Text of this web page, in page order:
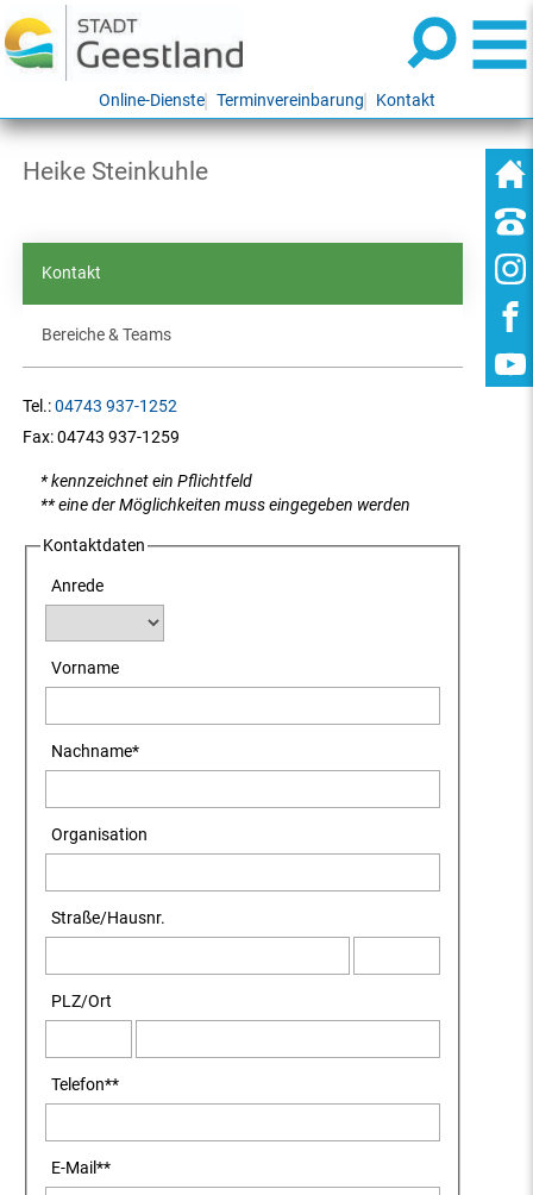
Online-Dienste Terminvereinbarung Kontakt
Heike Steinkuhle
Kontakt
Bereiche & Teams
Tel.:04743 937-1252
Fax:04743 937-1259
* kennzeichnet ein Pflichtfeld
** eine der Möglichkeiten muss eingegeben werden
Kontaktdaten
Anrede
Vorname
Nachname*
Organisation
Straße/Hausnr.
PLZ/Ort
Telefon**
E-Mail**